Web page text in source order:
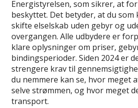
Energistyrelsen, som sikrer, at
beskyttet. Det betyder, at du
skifte elselskab uden gebyr og
overgangen. Alle udbydere er
klare oplysninger om priser,
bindingsperioder. Siden 2024 er
strengere krav til
du nemmere kan se, hvor meget
selve strømmen, og hvor meget
transport.